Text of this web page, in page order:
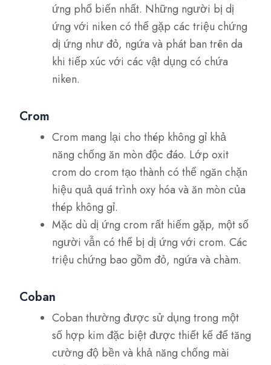
ứng phổ biến nhất. Những người bị dị
ứng với niken có thể gặp các triệu chứng
dị ứng như đỏ, ngứa và phát ban trên da
khi tiếp xúc với các vật dụng có chứa
niken.
Crom
Crom mang lại cho thép không gỉ khả
năng chống ăn mòn độc đáo. Lớp oxit
crom do crom tạo thành có thể ngăn chặn
hiệu quả quá trình oxy hóa và ăn mòn của
thép không gỉ.
Mặc dù dị ứng crom rất hiếm gặp, một số
người vẫn có thể bị dị ứng với crom. Các
triệu chứng bao gồm đỏ, ngứa và chàm.
Coban
Coban thường được sử dụng trong một
số hợp kim đặc biệt được thiết kế để tăng
cường độ bền và khả năng chống mài